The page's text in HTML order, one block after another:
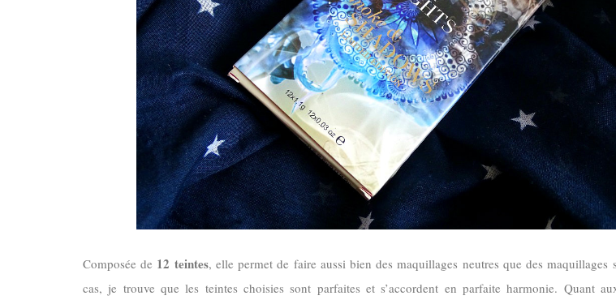
Composée de 12 teintes, elle permet de faire aussi bien des maquillages neutres que des maquillages
cas, je trouve que les teintes choisies sont parfaites et s’accordent en parfaite harmonie. Quant